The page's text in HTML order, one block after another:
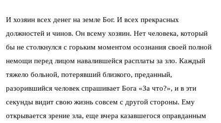
И хозяин всех денег на земле Бог. И всех прекрасных
должностей и чинов. Он всему хозяин. Нет человека, который
бы не столкнулся с горьким моментом осознания своей полной
немощи перед лицом навалившейся расплаты за зло. Каждый
тяжело больной, потерявший близкого, преданный,
разорившийся человек спрашивает Бога «За что?», и в эти
секунды видит свою жизнь совсем с другой стороны. Ему
открывается зрение зла, еще вчера казавшегося оправданным